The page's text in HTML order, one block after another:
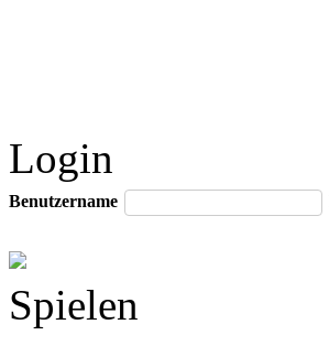
Login
Benutzername
Spielen